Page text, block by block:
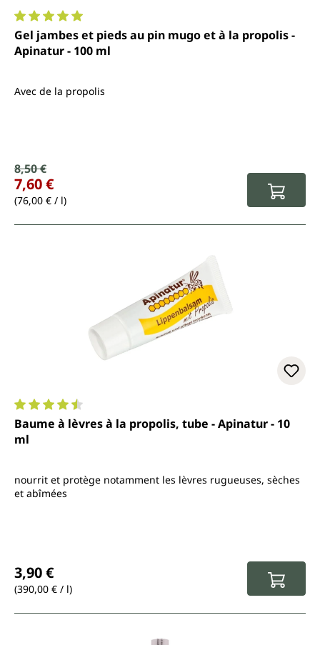
Note moyenne de 5 sur 5 étoiles
Gel jambes et pieds au pin mugo et à la propolis -
Apinatur - 100 ml
Avec de la propolis
Prix de vente :
Prix régulier :
8,50 €
7,60 €
(76,00 € / l)
Note moyenne de 4.5 sur 5 étoiles
Baume à lèvres à la propolis, tube - Apinatur - 10
ml
nourrit et protège notamment les lèvres rugueuses, sèches
et abîmées
3,90 €
(390,00 € / l)